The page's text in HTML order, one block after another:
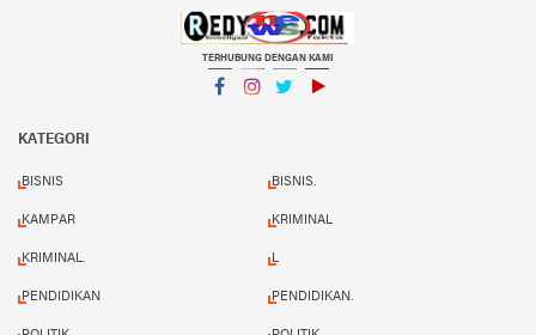
TERHUBUNG DENGAN KAMI
KATEGORI
BISNIS BISNIS.
KAMPAR KRIMINAL
KRIMINAL. L
PENDIDIKAN PENDIDIKAN.